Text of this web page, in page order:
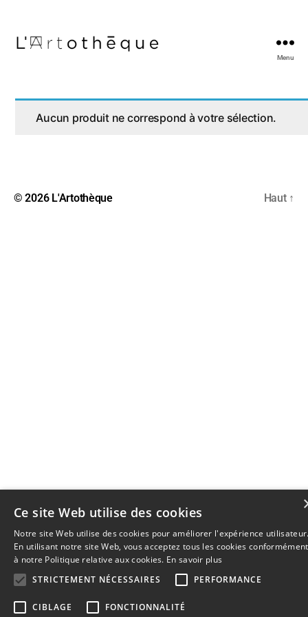
Menu
Aucun produit ne correspond à votre sélection.
© 2026 L'Artothèque Haut ↑
Ce site Web utilise des cookies
Notre site Web utilise des cookies pour améliorer l'expérience
En utilisant notre site Web, vous acceptez tous les cookies conformément
à notre Politique relative aux cookies. En savoir plus
STRICTEMENT NÉCESSAIRES
PERFORMANCE
CIBLAGE FONCTIONNALITÉ